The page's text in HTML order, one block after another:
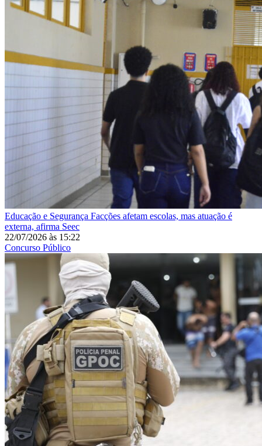
Educação e Segurança Facções afetam escolas, mas atuação é
externa, afirma Seec
22/07/2026 às 15:22
Concurso Público